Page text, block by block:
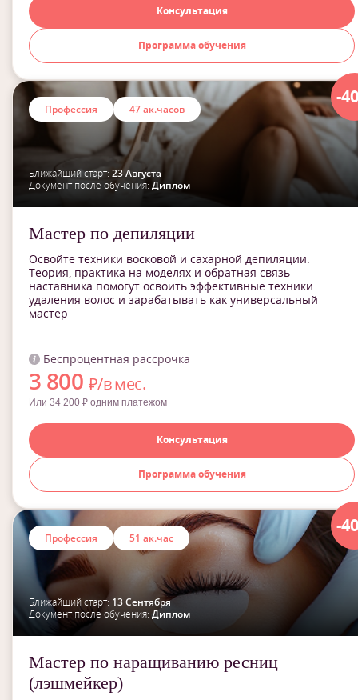
Консультация
Программа обучения
-
Профессия 47 ак.часов
Ближайший старт: 23 Августа
Документ после обучения: Диплом
Мастер по депиляции
Освойте техники восковой и сахарной депиляции.
Теория, практика на моделях и обратная связь
наставника помогут освоить эффективные техники
удаления волос и зарабатывать как универсальный
мастер
Беспроцентная рассрочка
3 800 ₽/в мес.
Или 34 200 ₽ одним платежом
Консультация
Программа обучения
-
Профессия 51 ак.час
Ближайший старт: 13 Сентября
Документ после обучения: Диплом
Мастер по наращиванию ресниц
(лэшмейкер)